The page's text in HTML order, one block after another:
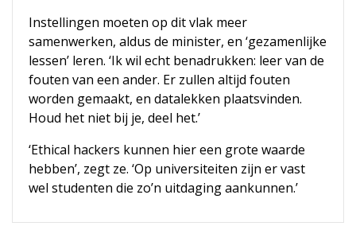
Instellingen moeten op dit vlak meer
samenwerken, aldus de minister, en ‘gezamenlijke
lessen’ leren. ‘Ik wil echt benadrukken: leer van de
fouten van een ander. Er zullen altijd fouten
worden gemaakt, en datalekken plaatsvinden.
Houd het niet bij je, deel het.’
‘Ethical hackers kunnen hier een grote waarde
hebben’, zegt ze. ‘Op universiteiten zijn er vast
wel studenten die zo’n uitdaging aankunnen.’